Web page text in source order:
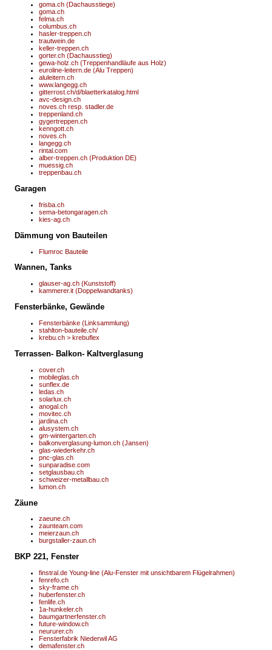
goma.ch (Dachausstiege)
goma.ch
felma.ch
columbus.ch
hasler-treppen.ch
trautwein.de
keller-treppen.ch
gorter.ch (Dachausstieg)
gewa-holz.ch (Treppenhandläufe aus Holz)
euroline-leitern.de (Alu Treppen)
aluleitern.ch
www.langegg.ch
gitterrost.ch/d/blaetterkatalog.html
avc-design.ch
noves.ch resp. stadler.de
treppenland.ch
gygertreppen.ch
kenngott.ch
noves.ch
langegg.ch
rintal.com
alber-treppen.ch (Produktion DE)
muessig.ch
treppenbau.ch
Garagen
frisba.ch
sema-betongaragen.ch
kies-ag.ch
Dämmung von Bauteilen
Flumroc Bauteile
Wannen, Tanks
glauser-ag.ch (Kunststoff)
kammerer.it (Doppelwandtanks)
Fensterbänke, Gewände
Fensterbänke (Linksammlung)
stahlton-bauteile.ch/
krebu.ch > krebuflex
Terrassen- Balkon- Kaltverglasung
cover.ch
mobileglas.ch
sunflex.de
ledas.ch
solarlux.ch
anogal.ch
movitec.ch
jardina.ch
alusystem.ch
gm-wintergarten.ch
balkonverglasung-lumon.ch (Jansen)
glas-wiederkehr.ch
pnc-glas.ch
sunparadise.com
setglausbau.ch
schweizer-metallbau.ch
lumon.ch
Zäune
zaeune.ch
zaunteam.com
meierzaun.ch
burgstaller-zaun.ch
BKP 221, Fenster
finstral.de Young-line (Alu-Fenster mit unsichtbarem Flügelrahmen)
fenrefo.ch
sky-frame.ch
huberfenster.ch
fenlife.ch
1a-hunkeler.ch
baumgartnerfenster.ch
future-window.ch
neururer.ch
Fensterfabrik Niederwil AG
demafenster.ch